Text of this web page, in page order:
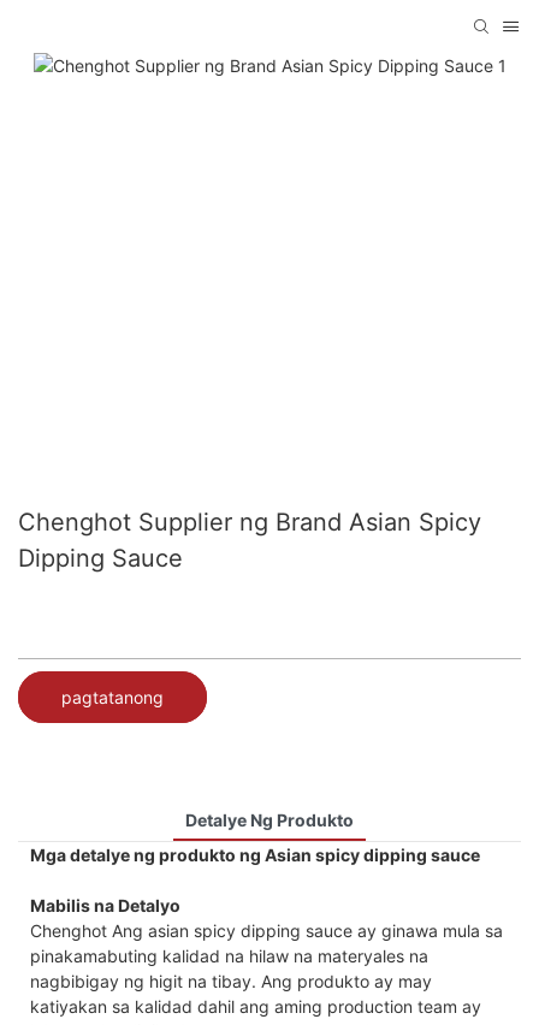
Chenghot Supplier ng Brand Asian Spicy
Dipping Sauce
pagtatanong
Detalye Ng Produkto
Mga detalye ng produkto ng Asian spicy dipping sauce
Mabilis na Detalyo
Chenghot Ang asian spicy dipping sauce ay ginawa mula sa
pinakamabuting kalidad na hilaw na materyales na
nagbibigay ng higit na tibay. Ang produkto ay may
katiyakan sa kalidad dahil ang aming production team ay